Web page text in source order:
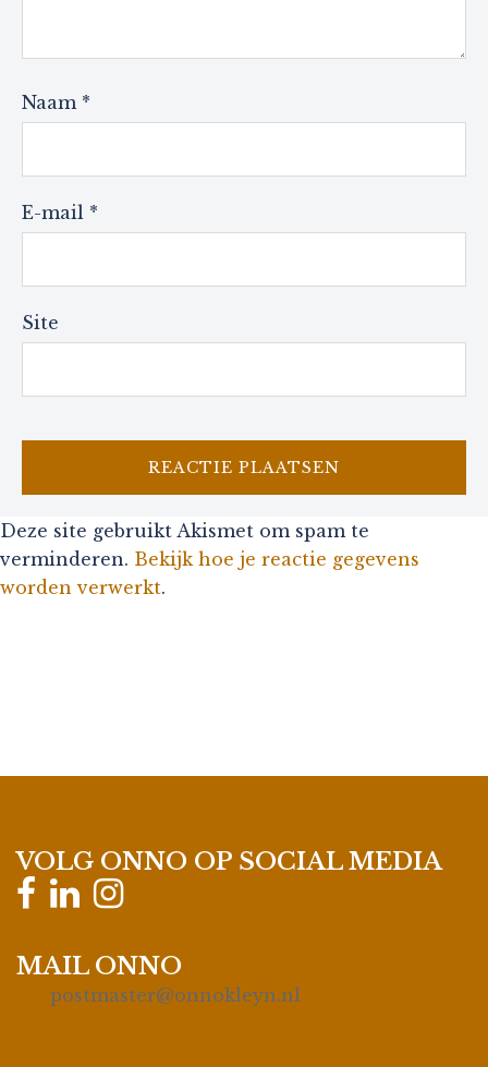
Naam *
E-mail *
Site
Deze site gebruikt Akismet om spam te
verminderen. Bekijk hoe je reactie gegevens
worden verwerkt.
VOLG ONNO OP SOCIAL MEDIA
MAIL ONNO
postmaster@onnokleyn.nl